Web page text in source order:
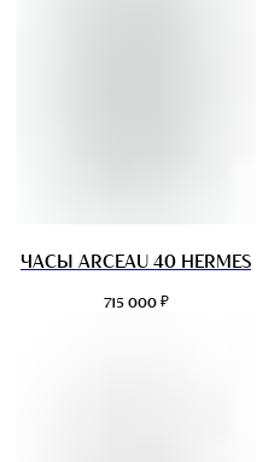
ЧАСЫ ARCEAU 40 HERMES
715 000 ₽